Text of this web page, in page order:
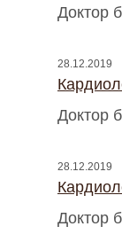
Доктор
28.12.2019
Доктор
28.12.2019
Доктор